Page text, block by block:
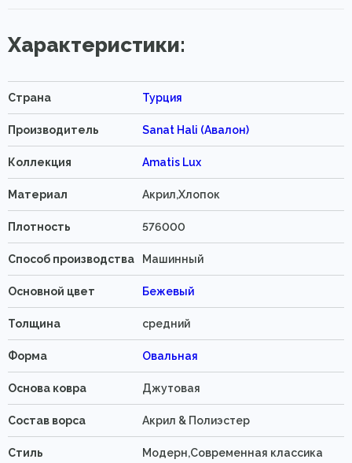
Характеристики:
Страна Турция
Производитель Sanat Hali (Авалон)
Коллекция Amatis Lux
Материал Акрил,Хлопок
Плотность 576000
Способ производства Машинный
Основной цвет Бежевый
Толщина средний
Форма Овальная
Основа ковра Джутовая
Состав ворса Акрил & Полиэстер
Стиль Модерн,Современная классика